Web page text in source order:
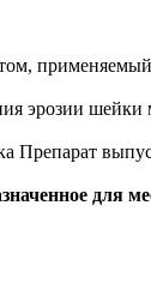
эрозии шейки
Препарат
для